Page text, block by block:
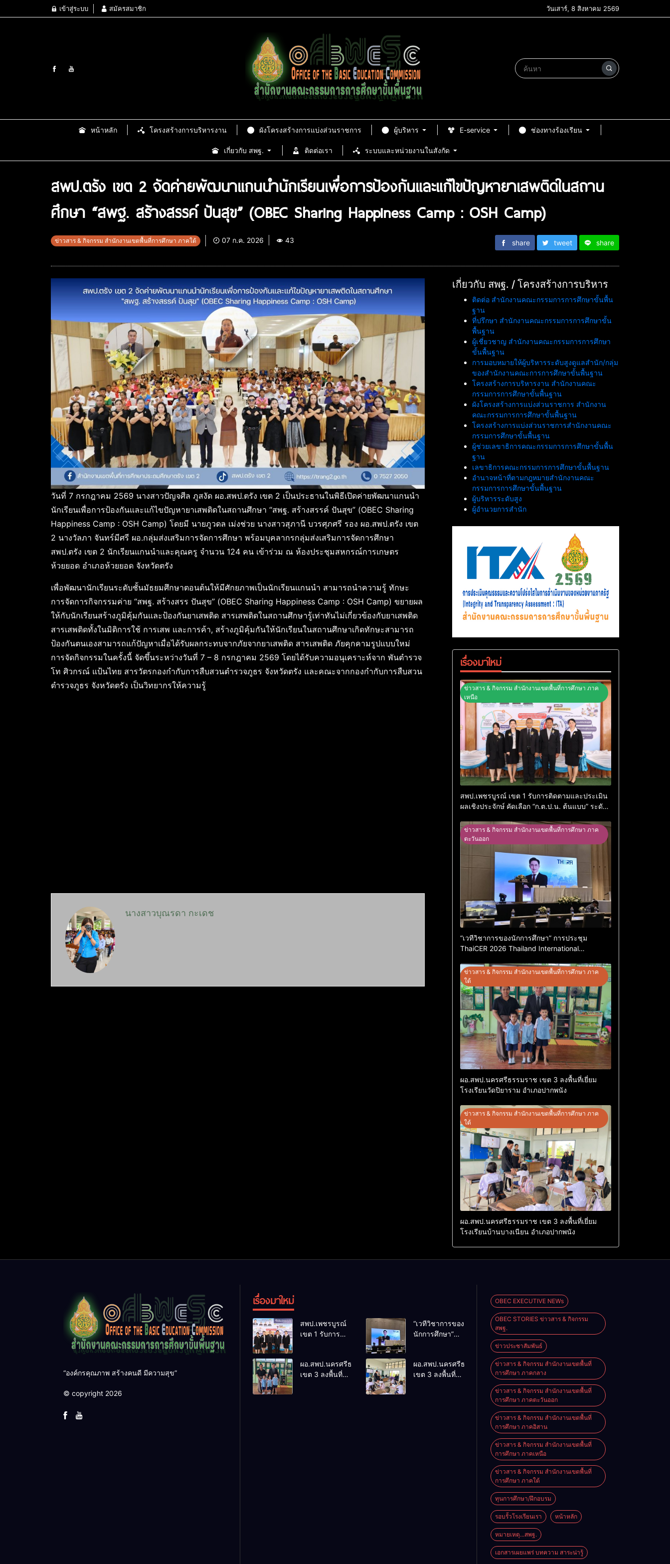
เข้าสู่ระบบ สมัครสมาชิก วันเสาร์, 8 สิงหาคม 2569
หน้าหลัก โครงสร้างการบริหารงาน ผังโครงสร้างการแบ่งส่วนราชการ ผู้บริหาร E-service ช่องทางร้องเรียน
เกี่ยวกับ สพฐ. ติดต่อเรา ระบบและหน่วยงานในสังกัด
สพป.ตรัง เขต 2 จัดค่ายพัฒนาแกนนำนักเรียนเพื่อการป้องกันและแก้ไขปัญหายาเสพติดในสถาน
ศึกษา “สพฐ. สร้างสรรค์ ปันสุข” (OBEC Sharing Happiness Camp : OSH Camp)
ข่าวสาร & กิจกรรม สำนักงานเขตพื้นที่การศึกษา ภาคใต้ 07 ก.ค. 2026 43 share tweet share
วันที่ 7 กรกฎาคม 2569 นางสาวปัญจศีล ภูสงัด ผอ.สพป.ตรัง เขต 2 เป็นประธานในพิธีเปิดค่ายพัฒนาแกนนำ
นักเรียนเพื่อการป้องกันและแก้ไขปัญหายาเสพติดในสถานศึกษา “สพฐ. สร้างสรรค์ ปันสุข” (OBEC Sharing
Happiness Camp : OSH Camp) โดยมี นายภูวดล เม่งช่วย นางสาวสุภานี บวรศุภศรี รอง ผอ.สพป.ตรัง เขต
2 นางวัลภา จันทร์มีศรี ผอ.กลุ่มส่งเสริมการจัดการศึกษา พร้อมบุคลากรกลุ่มส่งเสริมการจัดการศึกษา
สพป.ตรัง เขต 2 นักเรียนแกนนำและคุณครู จำนวน 124 คน เข้าร่วม ณ ห้องประชุมสหกรณ์การเกษตร
ห้วยยอด อำเภอห้วยยอด จังหวัดตรัง
เพื่อพัฒนานักเรียนระดับชั้นมัธยมศึกษาตอนต้นให้มีศักยภาพเป็นนักเรียนแกนนำ สามารถนำความรู้ ทักษะ
การจัดการกิจกรรมค่าย “สพฐ. สร้างสรร ปันสุข” (OBEC Sharing Happiness Camp : OSH Camp) ขยายผล
ให้กับนักเรียนสร้างภูมิคุ้มกันและป้องกันยาเสพติด สารเสพติดในสถานศึกษารู้เท่าทันไม่เกี่ยวข้องกับยาเสพติด
สารเสพติดทั้งในมิติการใช้ การเสพ และการค้า, สร้างภูมิคุ้มกันให้นักเรียนในสถานศึกษาเกิดทักษะสามารถ
ป้องกันตนเองสามารถแก้ปัญหาเมื่อได้รับผลกระทบจากภัยจากยาเสพติด สารเสพติด ภัยคุกคามรูปแบบใหม่
การจัดกิจกรรมในครั้งนี้ จัดขึ้นระหว่างวันที่ 7 – 8 กรกฎาคม 2569 โดยได้รับความอนุเคราะห์จาก พันตำรวจ
โท ศิวกรณ์ แป้นไทย สารวัตรกองกำกับการสืบสวนตำรวจภูธร จังหวัดตรัง และคณะจากกองกำกับการสืบสวน
ตำรวจภูธร จังหวัดตรัง เป็นวิทยากรให้ความรู้
นางสาวบุณรดา กะเดช
เกี่ยวกับ สพฐ. / โครงสร้างการบริหาร
ติดต่อ สำนักงานคณะกรรมการการศึกษาขั้นพื้น
ฐาน
ที่ปรึกษา สำนักงานคณะกรรมการการศึกษาขั้น
พื้นฐาน
ผู้เชี่ยวชาญ สำนักงานคณะกรรมการการศึกษา
ขั้นพื้นฐาน
การมอบหมายให้ผู้บริหารระดับสูงดูแลสำนัก/กลุ่ม
ของสำนักงานคณะการการศึกษาขั้นพื้นฐาน
โครงสร้างการบริหารงาน สำนักงานคณะ
กรรมการการศึกษาขั้นพื้นฐาน
ผังโครงสร้างการแบ่งส่วนราชการ สำนักงาน
คณะกรรมการการศึกษาขั้นพื้นฐาน
โครงสร้างการแบ่งส่วนราชการสำนักงานคณะ
กรรมการศึกษาขั้นพื้นฐาน
ผู้ช่วยเลขาธิการคณะกรรมการการศึกษาขั้นพื้น
ฐาน
เลขาธิการคณะกรรมการการศึกษาขั้นพื้นฐาน
อำนาจหน้าที่ตามกฎหมายสำนักงานคณะ
กรรมการการศึกษาขั้นพื้นฐาน
ผู้บริหารระดับสูง
ผู้อำนวยการสำนัก
เรื่องมาใหม่
ข่าวสาร & กิจกรรม สำนักงานเขตพื้นที่การศึกษา ภาค
เหนือ
สพป.เพชรบูรณ์ เขต 1 รับการติดตามและประเมิน
ผลเชิงประจักษ์ คัดเลือก “ก.ต.ป.น. ต้นแบบ” ระดับ
ข่าวสาร & กิจกรรม สำนักงานเขตพื้นที่การศึกษา ภาค
ตะวันออก
“เวทีวิชาการของนักการศึกษา” การประชุม
ThaiCER 2026 Thailand International
2026
ข่าวสาร & กิจกรรม สำนักงานเขตพื้นที่การศึกษา ภาค
ใต้
ผอ.สพป.นครศรีธรรมราช เขต 3 ลงพื้นที่เยี่ยม
โรงเรียนวัดปิยาราม อำเภอปากพนัง
ข่าวสาร & กิจกรรม สำนักงานเขตพื้นที่การศึกษา ภาค
ใต้
ผอ.สพป.นครศรีธรรมราช เขต 3 ลงพื้นที่เยี่ยม
โรงเรียนบ้านบางเนียน อำเภอปากพนัง
“องค์กรคุณภาพ สร้างคนดี มีความสุข”
© copyright 2026
เรื่องมาใหม่
สพป.เพชรบูรณ์
เขต 1 รับการ
ประจักษ์ คัดเลือก
“ก.ต.ป.น.
“เวทีวิชาการของ
นักการศึกษา”
Thailand
International
ผอ.สพป.นครศรีธรรมราช
เขต 3 ลงพื้นที่
ผอ.สพป.นครศรีธรรมราช
เขต 3 ลงพื้นที่
OBEC EXECUTIVE NEWs
OBEC STORIES ข่าวสาร & กิจกรรม
สพฐ.
ข่าวประชาสัมพันธ์
ข่าวสาร & กิจกรรม สำนักงานเขตพื้นที่
การศึกษา ภาคกลาง
ข่าวสาร & กิจกรรม สำนักงานเขตพื้นที่
การศึกษา ภาคตะวันออก
ข่าวสาร & กิจกรรม สำนักงานเขตพื้นที่
การศึกษา ภาคอิสาน
ข่าวสาร & กิจกรรม สำนักงานเขตพื้นที่
การศึกษา ภาคเหนือ
ข่าวสาร & กิจกรรม สำนักงานเขตพื้นที่
การศึกษา ภาคใต้
ทุนการศึกษา/ฝึกอบรม
รอบรั้วโรงเรียนเรา หน้าหลัก
หมายเหตุ...สพฐ.
เอกสารเผยแพร่ บทความ สาระน่ารู้